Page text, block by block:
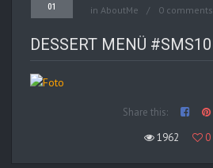
01 in AboutMe 0 comments
DESSERT MENÜ #SMS10
Share this:
1962
0